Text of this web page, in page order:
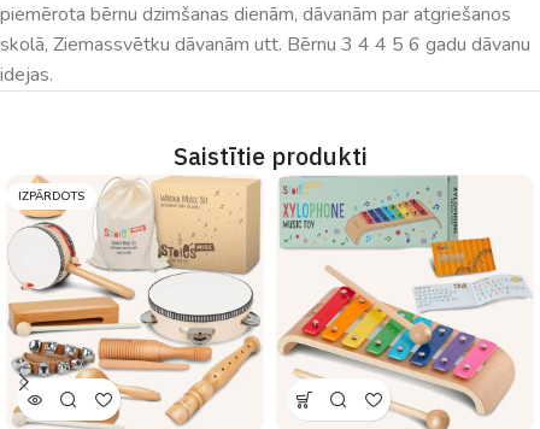
piemērota bērnu dzimšanas dienām, dāvanām par atgriešanos
skolā, Ziemassvētku dāvanām utt. Bērnu 3 4 4 5 6 gadu dāvanu
idejas.
Saistītie produkti
IZPĀRDOTS